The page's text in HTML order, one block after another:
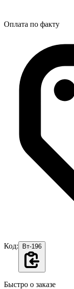
Оплата по факту
Код: Вт-196
Быстро о заказе